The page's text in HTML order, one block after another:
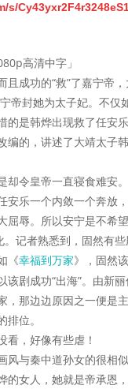
高清中字」
成功的“救”了嘉宁帝
帝封她为太子妃。不
是韩烨出现救了任安
编的，讲述了大靖太
令皇帝一直寝食难安。
乐一个内敛一个奔放
辱。所以安宁是不希望
记者熟悉到，固然有
《幸福到万家》，固然
剧成功“出海”。由新
那边边原因之一便是主
位。
看，好像有些虐！
与秦中道孙女的很相
女人，她就是帝承恩